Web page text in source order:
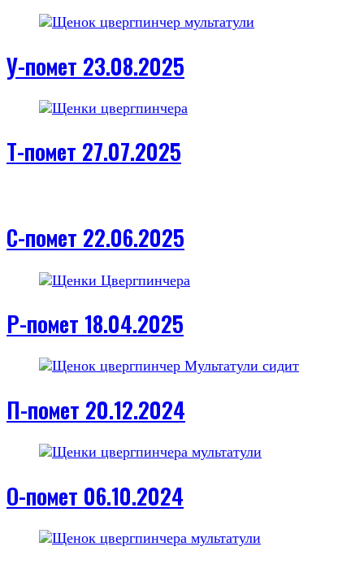
У-помет 23.08.2025
Т-помет 27.07.2025
С-помет 22.06.2025
Р-помет 18.04.2025
П-помет 20.12.2024
О-помет 06.10.2024